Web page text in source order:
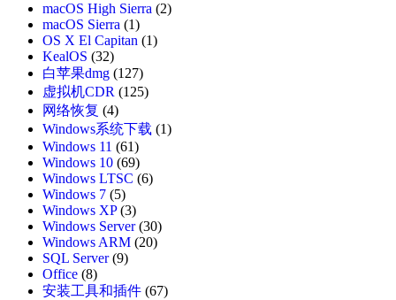
macOS High Sierra (2)
macOS Sierra (1)
OS X El Capitan (1)
KealOS (32)
白苹果dmg (127)
虚拟机CDR (125)
网络恢复 (4)
Windows系统下载 (1)
Windows 11 (61)
Windows 10 (69)
Windows LTSC (6)
Windows 7 (5)
Windows XP(3)
Windows Server(30)
Windows ARM (20)
SQL Server(9)
Office (8)
安装工具和插件 (67)